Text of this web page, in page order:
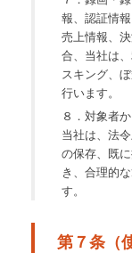
報、認証情
売上情報、
合、当社は
スキング、
行います。
８．対象者
当社は、法
の保存、既
き、合理的
す。
第７条（